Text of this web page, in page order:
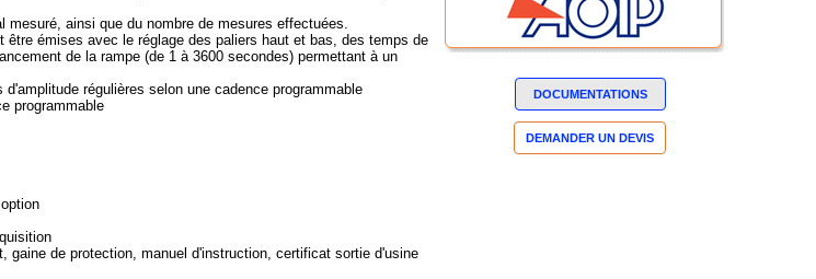
DOCUMENTATIONS
DEMANDER UN DEVIS
ainsi que du nombre de mesures effectuées.
émises avec le réglage des paliers haut et bas, des temps de
de la rampe (de 1 à 3600 secondes) permettant à un
régulières selon une cadence programmable
programmable
gaine de protection, manuel d'instruction, certificat sortie d'usine